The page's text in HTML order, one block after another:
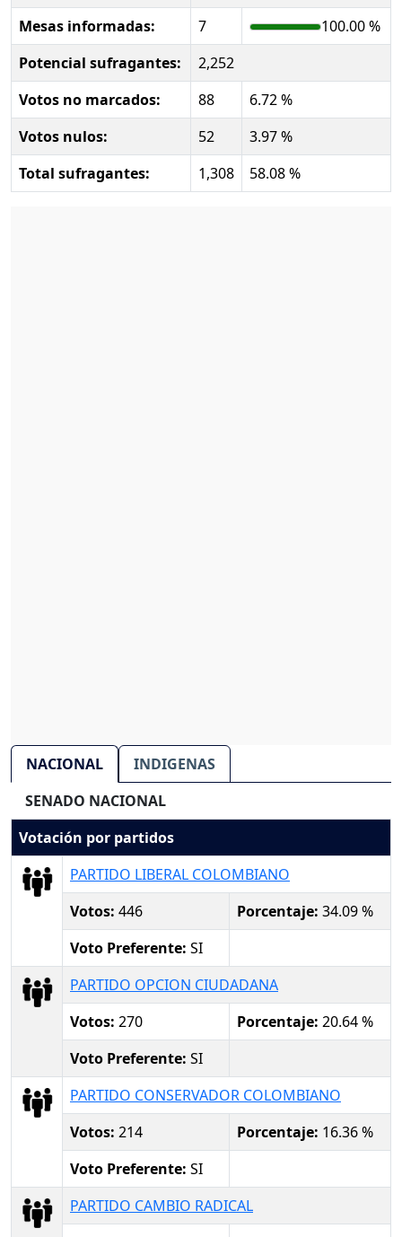
Mesas informadas:
7
100.00 %
Potencial sufragantes:
2,252
Votos no marcados:
88
6.72 %
Votos nulos:
52
3.97 %
Total sufragantes:
1,308 58.08 %
NACIONAL
INDIGENAS
SENADO NACIONAL
Votación por partidos
PARTIDO LIBERAL COLOMBIANO
Votos: 446 Porcentaje: 34.09 %
Voto Preferente: SI
PARTIDO OPCION CIUDADANA
Votos: 270 Porcentaje: 20.64 %
Voto Preferente: SI
PARTIDO CONSERVADOR COLOMBIANO
Votos: 214 Porcentaje: 16.36 %
Voto Preferente: SI
PARTIDO CAMBIO RADICAL